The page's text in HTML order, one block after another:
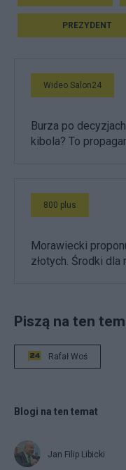
PREZYDENT
Wideo Salon24
Burza po
kibola? To
800 plus
Morawiecki
złotych. Środki dla
Piszą na ten
Rafał Woś
Blogi na ten temat
Jan Filip Libicki